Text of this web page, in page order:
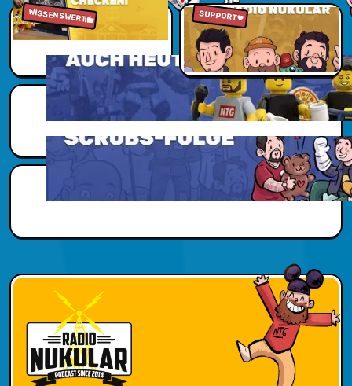
Zu den Reviews
WISSENSWERT
Scubs Zusatzwissen
Jetzt reinhören
SUPPORT